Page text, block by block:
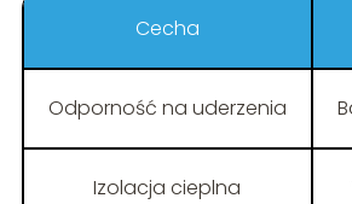
Cecha
Odporność na uderzenia
Izolacja cieplna